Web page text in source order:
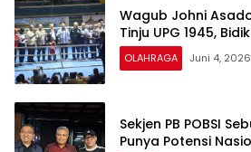
Wagub Johni
Tinju UPG 1945,
OLAHRAGA Juni 4, 2026
Sekjen PB POBSI
Punya Potensi